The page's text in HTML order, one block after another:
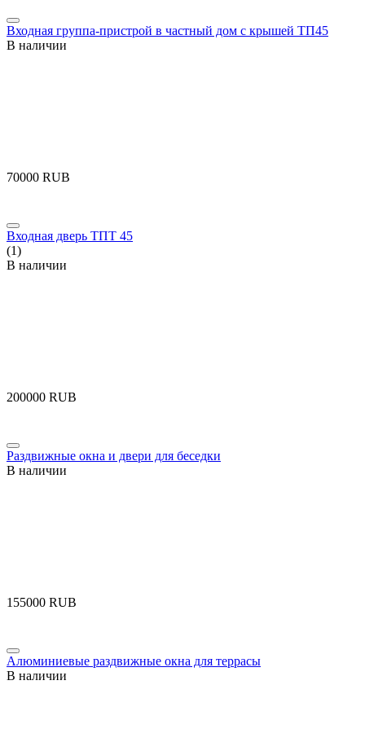
Входная группа-пристрой в частный дом с крышей ТП45
В наличии
‍70000‍ RUB
Входная дверь ТПТ 45
(1)
В наличии
‍200000‍ RUB
Раздвижные окна и двери для беседки
В наличии
‍155000‍ RUB
Алюминиевые раздвижные окна для террасы
В наличии